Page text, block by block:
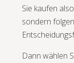
Sie kaufen also
sondern
Dann wählen